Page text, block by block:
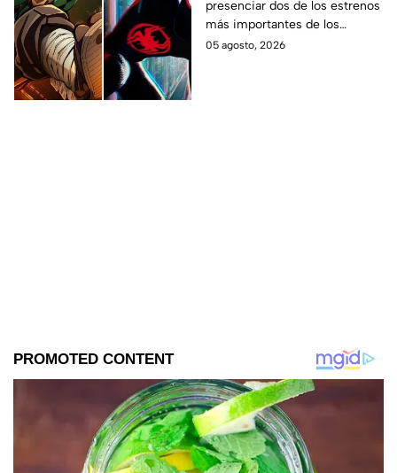
en taquilla del 2027
presenciar dos de los estrenos
más importantes de los
últimos años.
05 agosto, 2026